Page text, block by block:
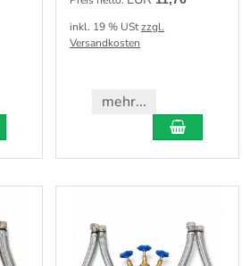
inkl. 19 % UStzzgl.
Versandkosten
mehr...